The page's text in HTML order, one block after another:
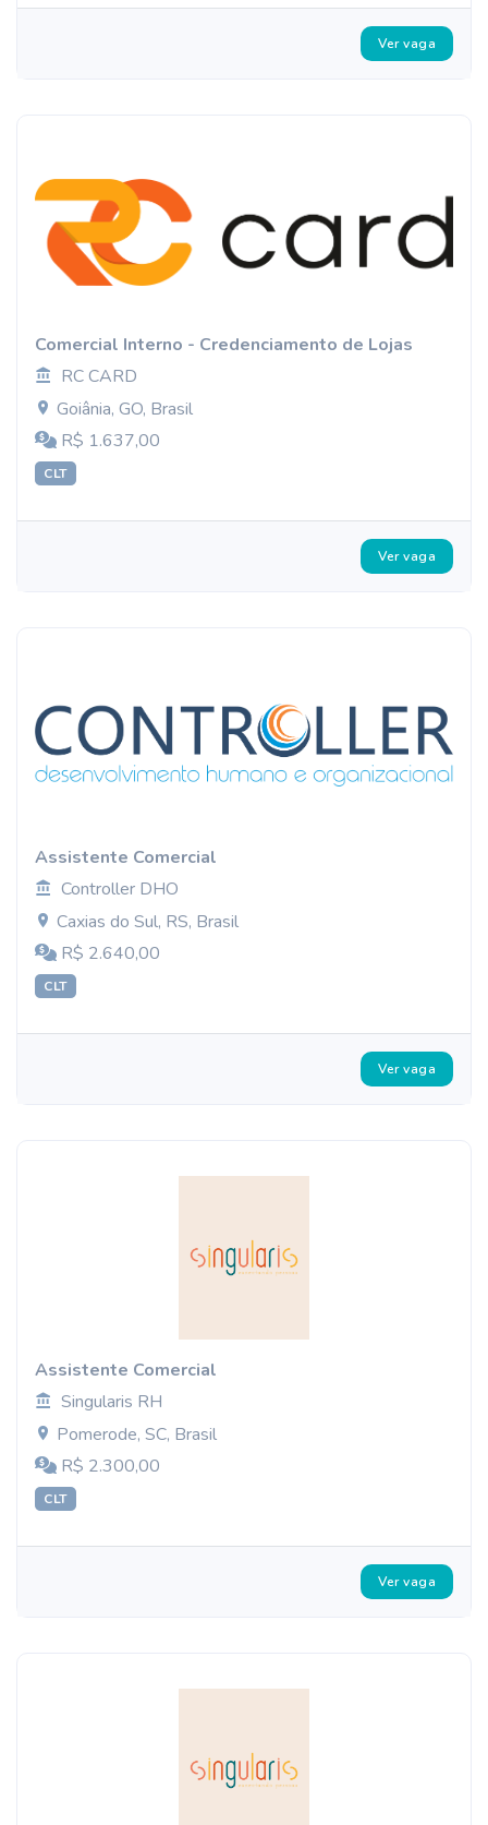
Ver vaga
Comercial Interno - Credenciamento de Lojas
RC CARD
Goiânia, GO, Brasil
R$ 1.637,00
CLT
Ver vaga
Assistente Comercial
Controller DHO
Caxias do Sul, RS, Brasil
R$ 2.640,00
CLT
Ver vaga
Assistente Comercial
Singularis RH
Pomerode, SC, Brasil
R$ 2.300,00
CLT
Ver vaga